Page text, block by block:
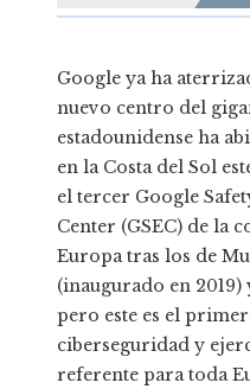
Google ya ha
nuevo centro del
estadounidense ha
en la Costa del Sol
el tercer Google
Center (GSEC) de la
Europa tras los de
(inaugurado en 2019)
pero este es el
ciberseguridad y
referente para toda